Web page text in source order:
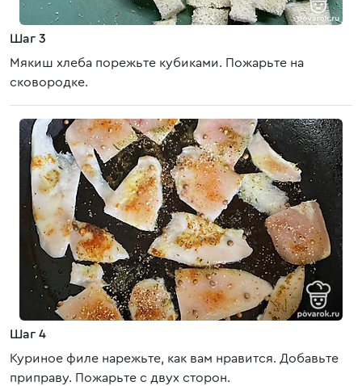
Шаг 3
Мякиш хлеба порежьте кубиками. Пожарьте на
сковородке.
Шаг 4
Куриное филе нарежьте, как вам нравится. Добавьте
приправу. Пожарьте с двух сторон.